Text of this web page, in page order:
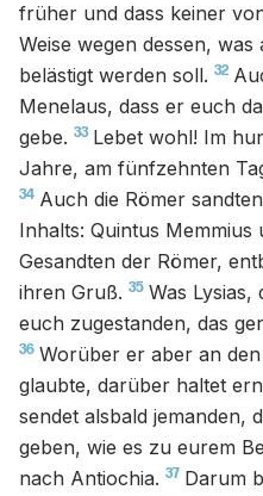
früher und dass keiner
Weise wegen dessen,
belästigt werden soll. 32
Menelaus, dass er euch
gebe. 33 Lebet wohl! Im
Jahre, am fünfzehnten
34 Auch die Römer
Inhalts: Quintus Memmius
Gesandten der Römer,
ihren Gruß. 35 Was Lysias,
euch zugestanden, das
36 Worüber er aber an
glaubte, darüber haltet
sendet alsbald jemanden,
geben, wie es zu eurem
nach Antiochia. 37 Darum